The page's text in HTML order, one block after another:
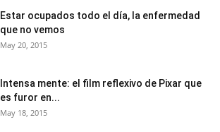
Estar ocupados todo el día, la enfermedad
que no vemos
May 20, 2015
Intensa mente: el film reflexivo de Pixar que
es furor en...
May 18, 2015